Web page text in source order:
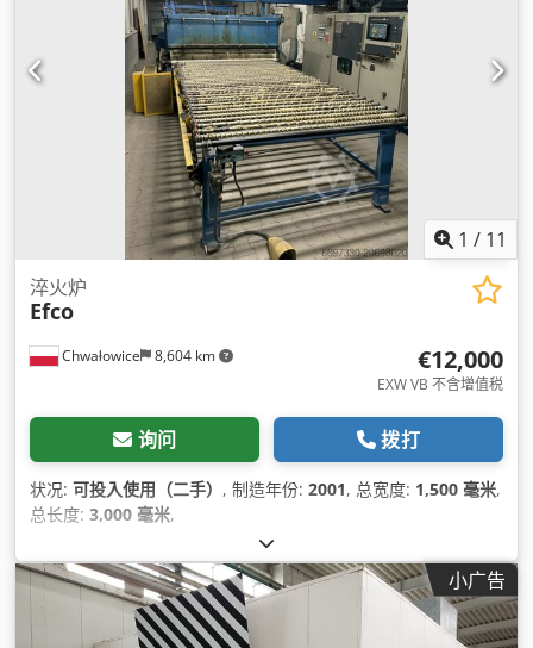
1 / 11
Chwałowice 8,604 km
淬火炉
Efco
€12,000
EXW VB 不含增值税
询问 拨打
状况: 可投入使用（二手） , 制造年份: 2001, 总宽度: 1,500 毫米,
总长度: 3,000 毫米,
小广告